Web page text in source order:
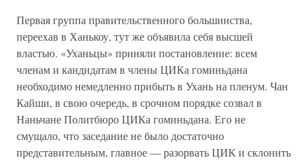
Первая группа правительственного большинства,
переехав в Ханькоу, тут же объявила себя высшей
властью. «Уханьцы» приняли постановление: всем
членам и кандидатам в члены ЦИКа гоминьдана
необходимо немедленно прибыть в Ухань на пленум. Чан
Кайши, в свою очередь, в срочном порядке созвал в
Наньчане Политбюро ЦИКа гоминьдана. Его не
смущало, что заседание не было достаточно
представительным, главное — разорвать ЦИК и склонить